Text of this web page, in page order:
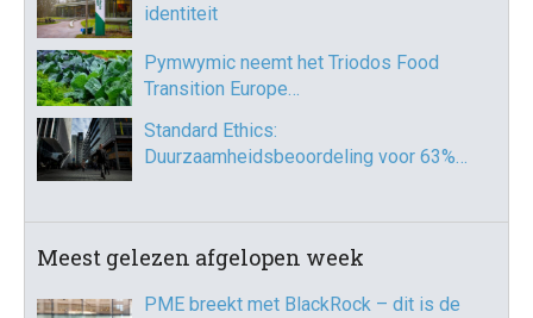
identiteit
Pymwymic neemt het Triodos Food
Transition Europe…
Standard Ethics:
Duurzaamheidsbeoordeling voor 63%…
Meest gelezen afgelopen week
PME breekt met BlackRock – dit is de